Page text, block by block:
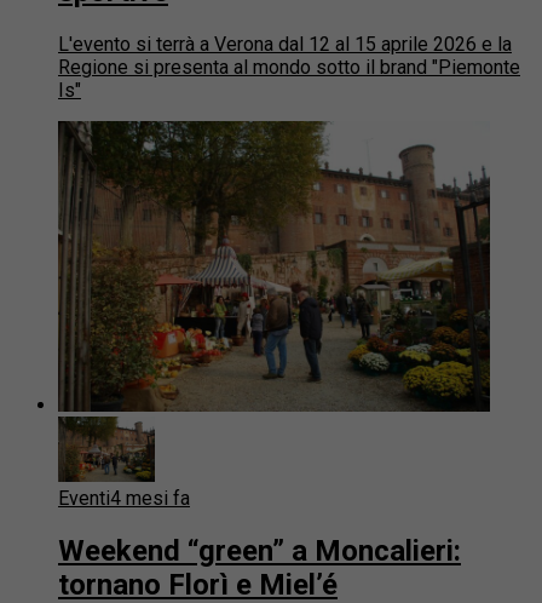
L'evento si terrà a Verona dal 12 al 15 aprile 2026 e la
Regione si presenta al mondo sotto il brand "Piemonte
Is"
Eventi4 mesi fa
Weekend “green” a Moncalieri:
tornano Florì e Miel’é